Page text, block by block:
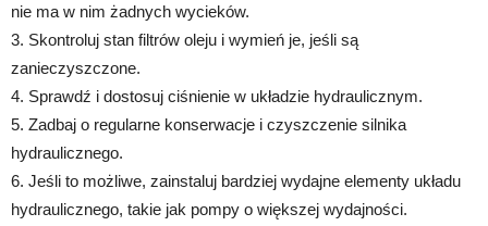
nie ma w nim żadnych wycieków.
3. Skontroluj stan filtrów oleju i wymień je, jeśli są
zanieczyszczone.
4. Sprawdź i dostosuj ciśnienie w układzie hydraulicznym.
5. Zadbaj o regularne konserwacje i czyszczenie silnika
hydraulicznego.
6. Jeśli to możliwe, zainstaluj bardziej wydajne elementy układu
hydraulicznego, takie jak pompy o większej wydajności.